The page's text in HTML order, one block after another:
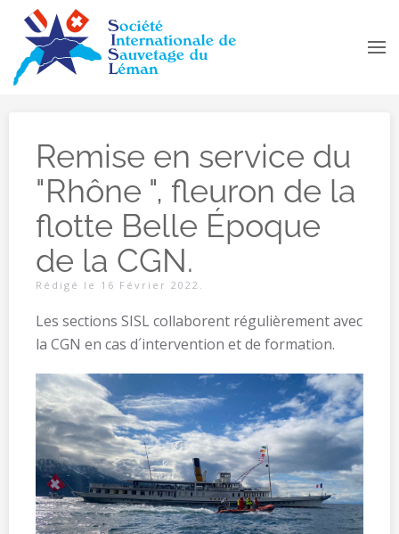
Accéder au contenu principal
Remise en service du
"Rhône ", fleuron de la
flotte Belle Époque
de la CGN.
Rédigé le 16 Février 2022 .
Les sections SISL collaborent régulièrement avec
la CGN en cas d´intervention et de formation.